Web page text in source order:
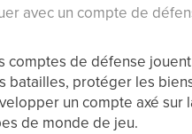
avec un compte de
comptes de défense
batailles, protéger les
un compte axé sur
de monde de jeu.